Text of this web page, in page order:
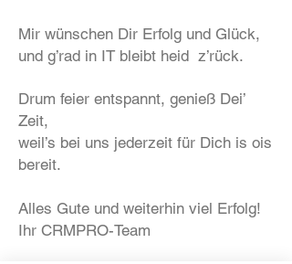
Mir wünschen Dir Erfolg und Glück,
und g’rad in IT bleibt heid z’rück.
Drum feier entspannt, genieß Dei’
Zeit,
weil’s bei uns jederzeit für Dich is ois
bereit.
Alles Gute und weiterhin viel Erfolg!
Ihr CRMPRO-Team